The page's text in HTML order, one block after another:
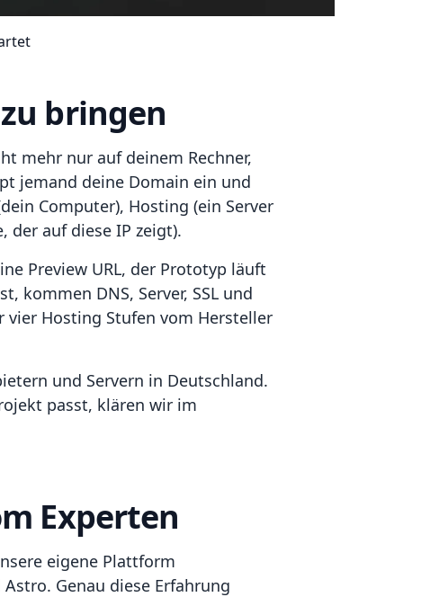
bringen
mehr nur auf deinem Rechner,
jemand deine Domain ein und
Computer), Hosting (ein Server
der auf diese IP zeigt).
Preview URL, der Prototyp läuft
kommen DNS, Server, SSL und
vier Hosting Stufen vom Hersteller
und Servern in Deutschland.
passt, klären wir im
Experten
eigene Plattform
Genau diese Erfahrung